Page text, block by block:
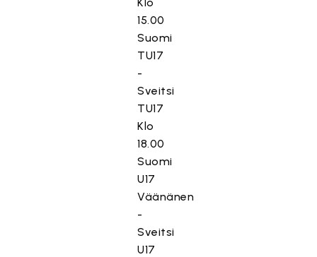
15.00
Suomi
TU17
-
Sveitsi
TU17
Klo
18.00
Suomi
U17
Väänänen
-
Sveitsi
U17